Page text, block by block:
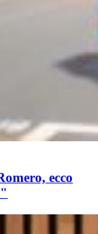
ecco